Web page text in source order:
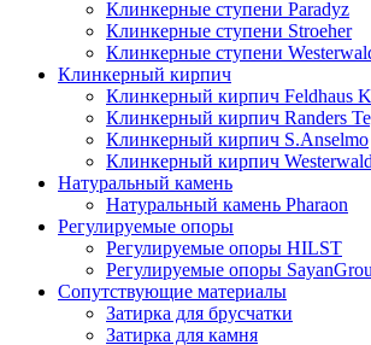
Клинкерные ступени Paradyz
Клинкерные ступени Stroeher
Клинкерные ступени
Клинкерный кирпич
Клинкерный кирпич Feldhaus
Клинкерный кирпич Randers
Клинкерный кирпич S.Anselmo
Клинкерный кирпич
Натуральный камень
Натуральный камень Pharaon
Регулируемые опоры
Регулируемые опоры HILST
Регулируемые опоры
Сопутствующие материалы
Затирка для брусчатки
Затирка для камня